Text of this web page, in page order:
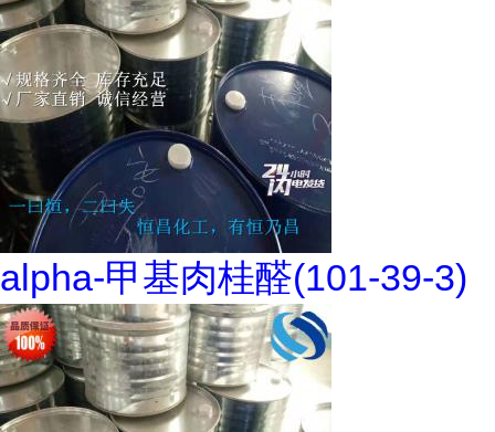
alpha-甲基肉桂醛(101-39-3)